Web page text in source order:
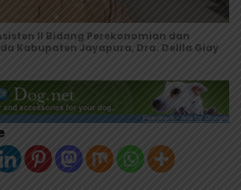
II Bidang Perekonomian dan
Kabupaten Jayapura, Dra. Delila Giay